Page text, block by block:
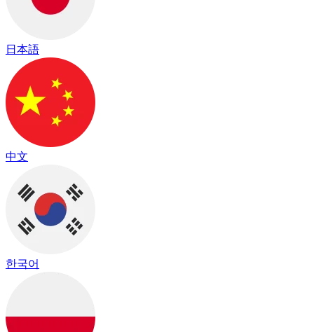
日本語
中文
한국어